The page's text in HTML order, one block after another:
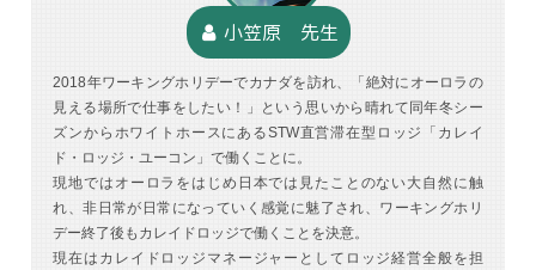
小笠原 先生
2018年ワーキングホリデーでカナダを訪れ、「絶対にオーロラの
見える場所で仕事をしたい！」という思いから晴れて同年冬シー
ズンからホワイトホースにあるSTW直営滞在型ロッジ「カレイ
ド・ロッジ・ユーコン」で働くことに。
現地ではオーロラをはじめ日本では見たことのない大自然に触
れ、非日常が日常になっていく感覚に魅了され、ワーキングホリ
デー終了後もカレイドロッジで働くことを決意。
現在はカレイドロッジマネージャーとしてロッジ経営全般を担